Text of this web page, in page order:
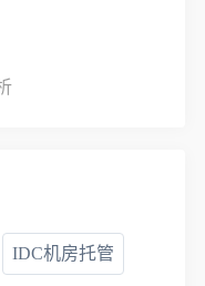
IDC机房托管